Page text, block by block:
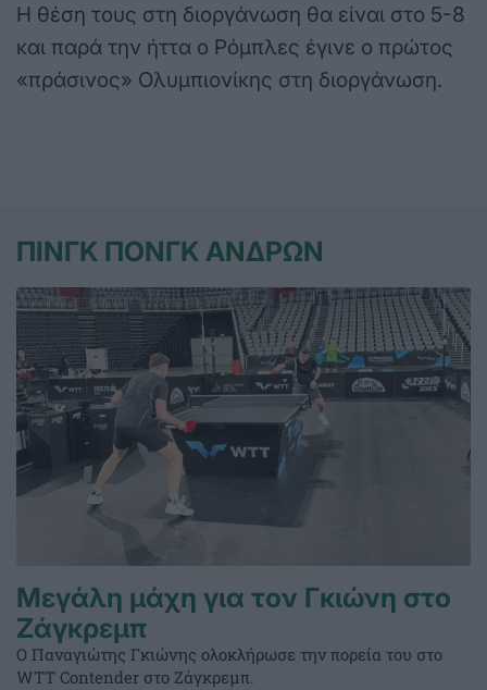
Η θέση τους στη διοργάνωση θα είναι στο 5-8
και παρά την ήττα ο Ρόμπλες έγινε ο πρώτος
«πράσινος» Ολυμπιονίκης στη διοργάνωση.
ΠΙΝΓΚ ΠΟΝΓΚ ΑΝΔΡΩΝ
Μεγάλη μάχη για τον Γκιώνη στο
Ζάγκρεμπ
Ο Παναγιώτης Γκιώνης ολοκλήρωσε την πορεία του στο
WTT Contender στο Ζάγκρεμπ.